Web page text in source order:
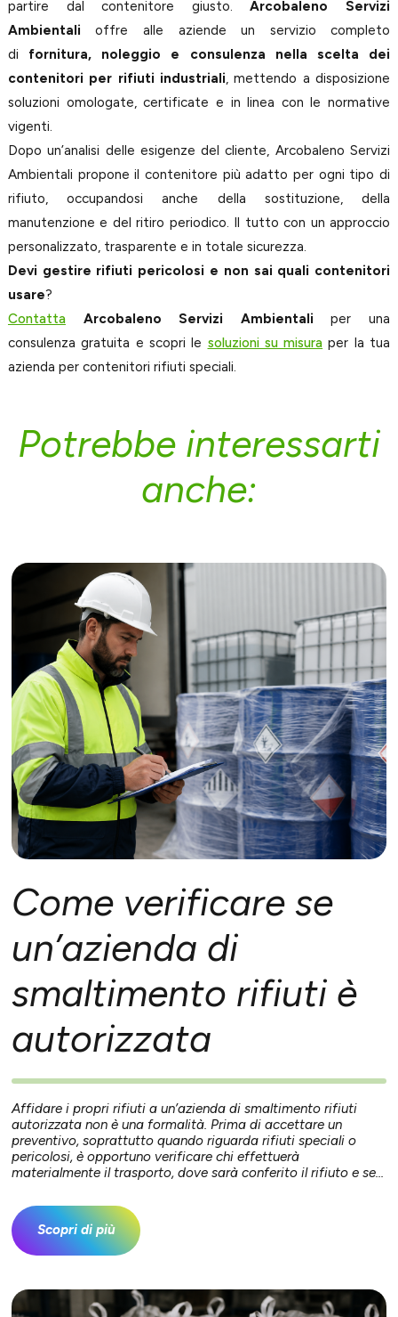
partire dal contenitore giusto.Arcobaleno Servizi
Ambientali offre alle aziende un servizio completo
di fornitura, noleggio e consulenza nella scelta dei
contenitori per rifiuti industriali , mettendo a disposizione
soluzioni omologate, certificate e in linea con le normative
vigenti.
Dopo un’analisi delle esigenze del cliente, Arcobaleno Servizi
Ambientali propone il contenitore più adatto per ogni tipo di
rifiuto, occupandosi anche della sostituzione, della
manutenzione e del ritiro periodico. Il tutto con un approccio
personalizzato, trasparente e in totale sicurezza.
Devi gestire rifiuti pericolosi e non sai quali contenitori
usare?
Contatta
Arcobaleno Servizi Ambientali per una
consulenza gratuita e scopri le soluzioni su misura per la tua
azienda per contenitori rifiuti speciali.
Potrebbe interessarti
anche:
Come verificare se
un’azienda di
smaltimento rifiuti è
autorizzata
Affidare i propri rifiuti a un’azienda di smaltimento rifiuti
autorizzata non è una formalità. Prima di accettare un
preventivo, soprattutto quando riguarda rifiuti speciali o
pericolosi, è opportuno verificare chi effettuerà
materialmente il trasporto, dove sarà conferito il rifiuto e se...
Scopri di più